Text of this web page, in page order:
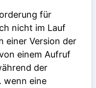
für
nicht im Lauf
einer Version der
einem Aufruf
der
wenn eine